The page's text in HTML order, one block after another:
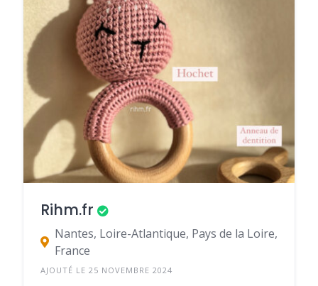
Rihm.fr
Nantes, Loire-Atlantique, Pays de la Loire,
France
AJOUTÉ LE 25 NOVEMBRE 2024